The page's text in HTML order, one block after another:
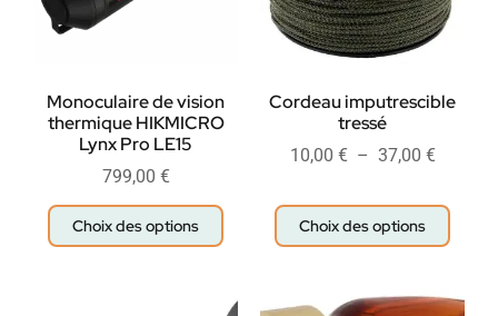
Monoculaire de vision
thermique HIKMICRO
Lynx Pro LE15
799,00 €
Choix des options
Cordeau imputrescible
tressé
10,00 € – 37,00 €
Choix des options